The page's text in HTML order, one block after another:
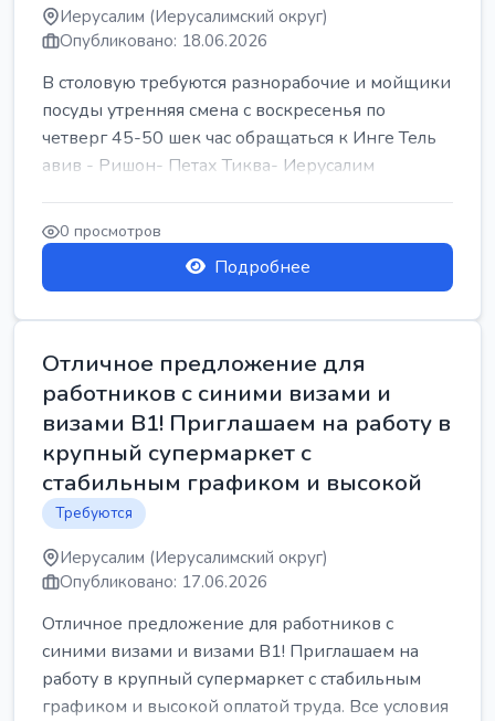
Иерусалим (Иерусалимский округ)
Опубликовано: 18.06.2026
В столовую требуются разнорабочие и мойщики
посуды утренняя смена с воскресенья по
четверг 45-50 шек час обращаться к Инге Тель
авив - Ришон- Петах Тиква- Иерусалим
0 просмотров
Подробнее
Отличное предложение для
работников с синими визами и
визами B1! Приглашаем на работу в
крупный супермаркет с
стабильным графиком и высокой
Требуются
Иерусалим (Иерусалимский округ)
Опубликовано: 17.06.2026
Отличное предложение для работников с
синими визами и визами B1! Приглашаем на
работу в крупный супермаркет с стабильным
графиком и высокой оплатой труда. Все условия